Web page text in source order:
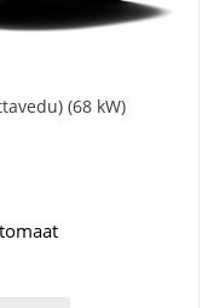
(68 kW)